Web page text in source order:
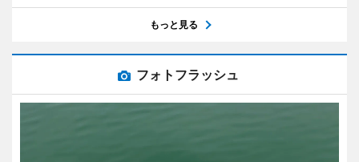
もっと見る
フォトフラッシュ